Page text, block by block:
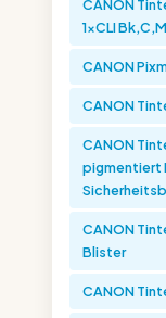
CANON
1xCLI
CANON
CANON
CANON
pigmentiert
CANON
Blister
CANON